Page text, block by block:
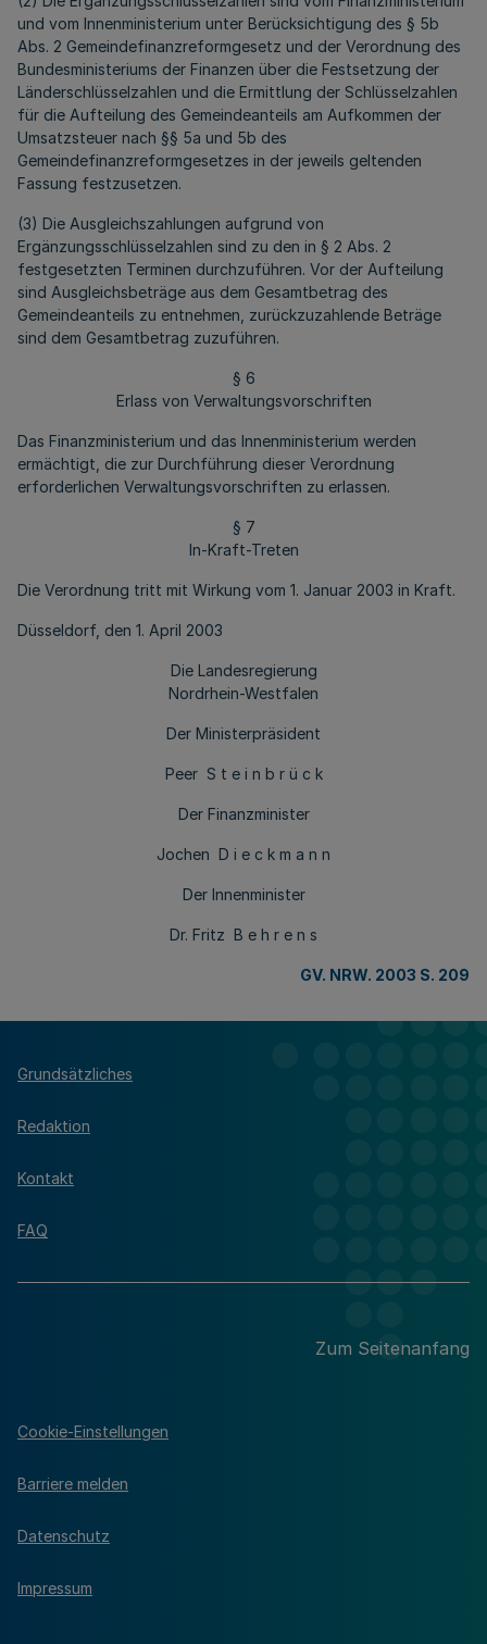
und vom Innenministerium unter Berücksichtigung des § 5b
Abs. 2 Gemeindefinanzreformgesetz und der Verordnung des
Bundesministeriums der Finanzen über die Festsetzung der
Länderschlüsselzahlen und die Ermittlung der Schlüsselzahlen
für die Aufteilung des Gemeindeanteils am Aufkommen der
Umsatzsteuer nach §§ 5a und 5b des
Gemeindefinanzreformgesetzes in der jeweils geltenden
Fassung festzusetzen.
(3) Die Ausgleichszahlungen aufgrund von
Ergänzungsschlüsselzahlen sind zu den in § 2 Abs. 2
festgesetzten Terminen durchzuführen. Vor der Aufteilung
sind Ausgleichsbeträge aus dem Gesamtbetrag des
Gemeindeanteils zu entnehmen, zurückzuzahlende Beträge
sind dem Gesamtbetrag zuzuführen.
§ 6
Erlass von Verwaltungsvorschriften
Das Finanzministerium und das Innenministerium werden
ermächtigt, die zur Durchführung dieser Verordnung
erforderlichen Verwaltungsvorschriften zu erlassen.
§ 7
In-Kraft-Treten
Die Verordnung tritt mit Wirkung vom 1. Januar 2003 in Kraft.
Düsseldorf, den 1. April 2003
Die Landesregierung
Nordrhein-Westfalen
Der Ministerpräsident
Peer S t e i n b r ü c k
Der Finanzminister
Jochen D i e c k m a n n
Der Innenminister
Dr. Fritz B e h r e n s
GV. NRW. 2003 S. 209
Grundsätzliches
Redaktion
Kontakt
FAQ
Zum Seitenanfang
Cookie-Einstellungen
Barriere melden
Datenschutz
Impressum